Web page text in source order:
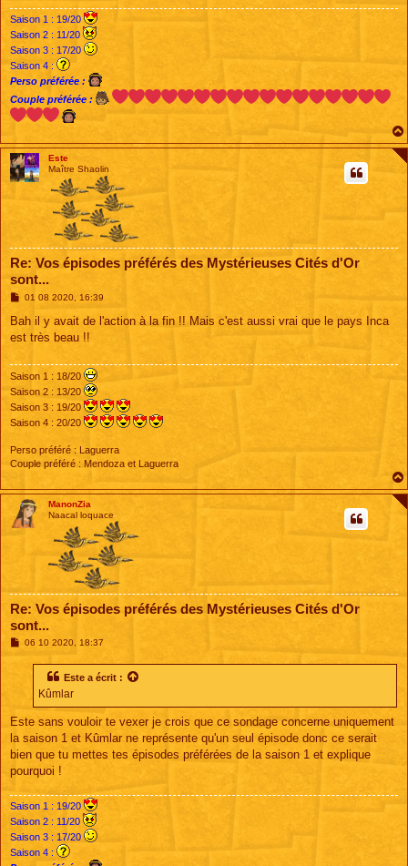
Saison 1 : 19/20
Saison 2 : 11/20
Saison 3 : 17/20
Saison 4 :
Perso préférée :
Couple préférée :
Este
Maître Shaolin
Re: Vos épisodes préférés des Mystérieuses Cités d'Or
sont...
M
s
a
01 08 2020, 16:39
Bah il y avait de l'action à la fin !! Mais c'est aussi vrai que le pays Inca
est très beau !!
Saison 1 : 18/20
Saison 2 : 13/20
Saison 3 : 19/20
Saison 4 : 20/20
Perso préféré : Laguerra
Couple préféré : Mendoza et Laguerra
ManonZia
Naacal loquace
Re: Vos épisodes préférés des Mystérieuses Cités d'Or
sont...
M06 10 2020, 18:37
Este a écrit :
Kûmlar
Este sans vouloir te vexer je crois que ce sondage concerne uniquement
la saison 1 et Kûmlar ne représente qu'un seul épisode donc ce serait
bien que tu mettes tes épisodes préférées de la saison 1 et explique
pourquoi !
Saison 1 : 19/20
Saison 2 : 11/20
Saison 3 : 17/20
Saison 4 :